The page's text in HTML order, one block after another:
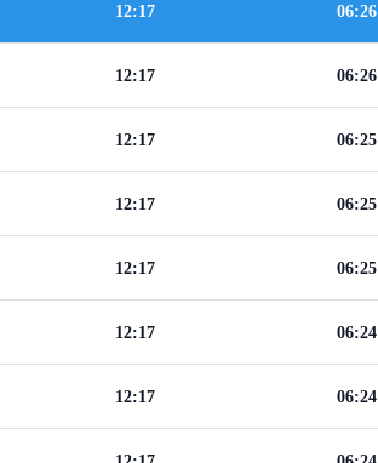
06:26
12:17
06:26
12:17
06:25
12:17
06:25
12:17
06:25
12:17
06:24
12:17
06:24
12:17